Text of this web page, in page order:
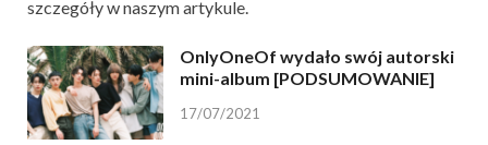
szczegóły w naszym artykule.
OnlyOneOf wydało swój autorski
mini-album [PODSUMOWANIE]
17/07/2021